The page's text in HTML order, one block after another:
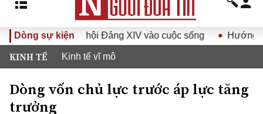
Dòng sự kiện
Đại hội Đảng XIV vào cuộc sống Hướng tới Đại hội
KINH TẾ Kinh tế vĩ mô
Dòng vốn chủ lực trước áp lực tăng
trưởng